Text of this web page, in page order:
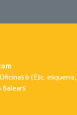
b (Esc.
Balears